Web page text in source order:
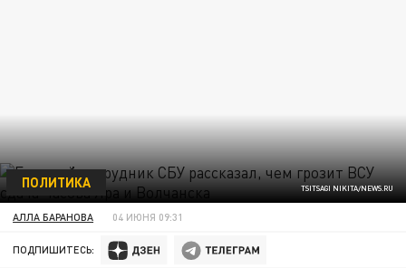
TSITSAGI NIKITA/NEWS.RU
ПОЛИТИКА
АЛЛА БАРАНОВА 04 ИЮНЯ 09:31
ПОДПИШИТЕСЬ: